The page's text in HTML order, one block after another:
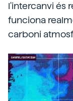
l'intercanvi és
funciona
carboni